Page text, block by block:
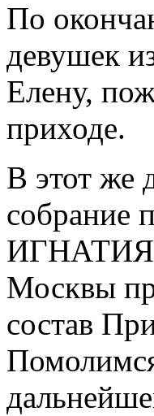
По
девушек
Елену,
приходе.
В этот же
собрание
ИГНАТИЯ и
Москвы
состав